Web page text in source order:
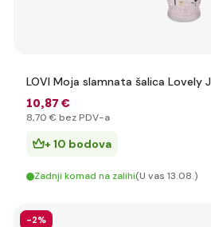
LOVI Moja slamnata šalica Lovely
10,87 €
8,70 € bez PDV-a
+ 10 bodova
Zadnji komad na zalihi(U vas 13.08.)
-2%